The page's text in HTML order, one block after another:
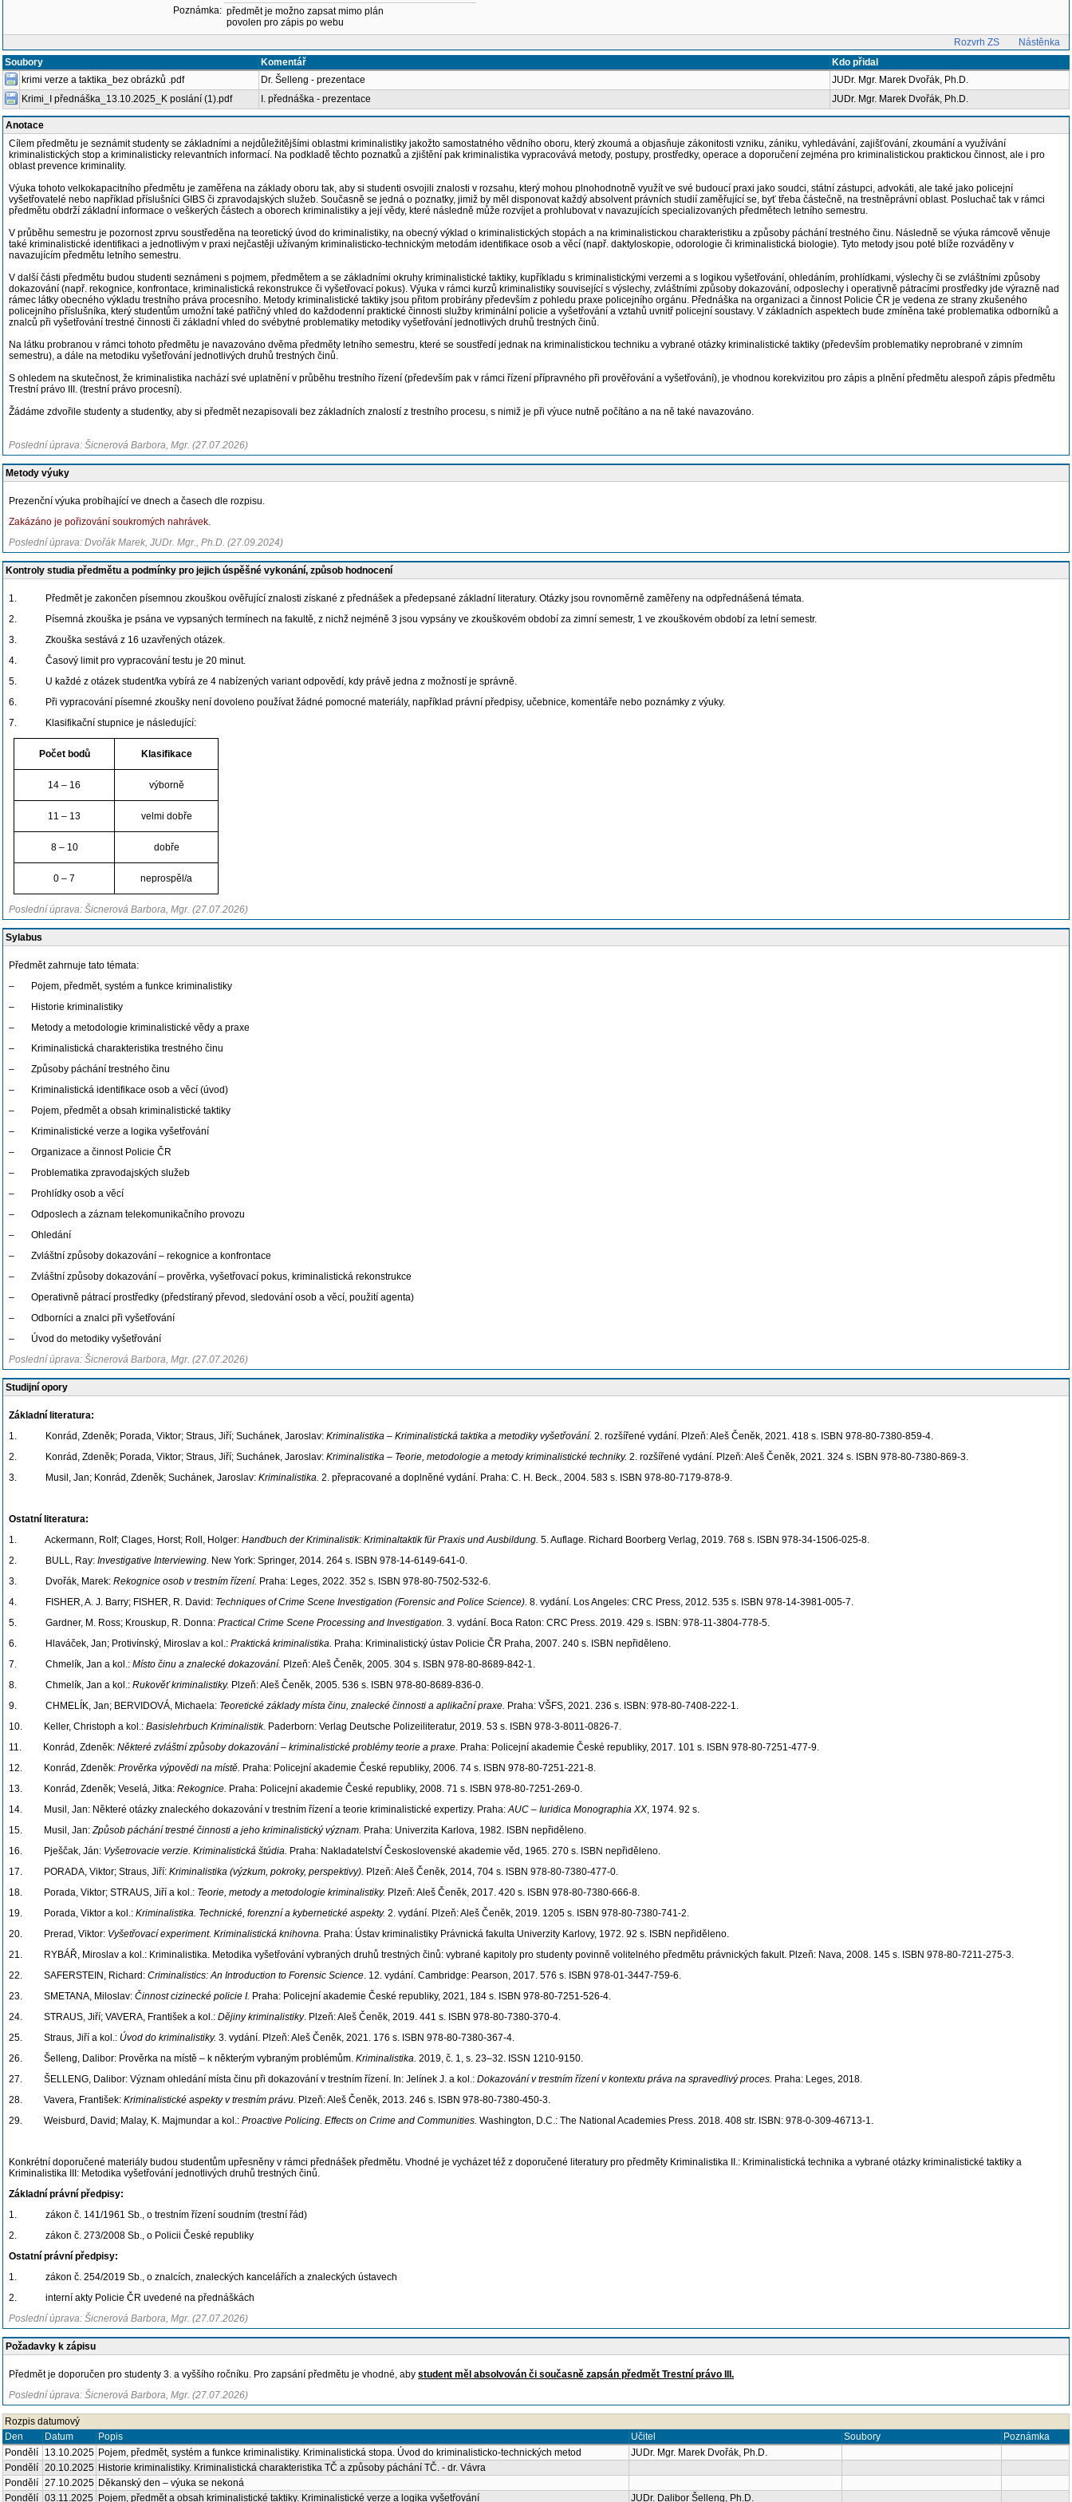
Poznámka: předmět je možno zapsat mimo plán
povolen pro zápis po webu
Rozvrh ZS
Nástěnka
Soubory
Komentář
Kdo přidal
krimi verze a taktika_bez obrázků .pdf
Dr. Šelleng - prezentace
JUDr. Mgr. Marek Dvořák, Ph.D.
Krimi_I přednáška_13.10.2025_K poslání (1).pdf
I. přednáška - prezentace JUDr. Mgr. Marek Dvořák, Ph.D.
Anotace
Cílem předmětu je seznámit studenty se základními a nejdůležitějšími oblastmi kriminalistiky jakožto samostatného vědního oboru, který zkoumá a objasňuje zákonitosti vzniku, zániku, vyhledávání, zajišťování, zkoumání a využívání
kriminalistických stop a kriminalisticky relevantních informací. Na podkladě těchto poznatků a zjištění pak kriminalistika vypracovává metody, postupy, prostředky, operace a doporučení zejména pro kriminalistickou praktickou činnost, ale i pro
oblast prevence kriminality.
Výuka tohoto velkokapacitního předmětu je zaměřena na základy oboru tak, aby si studenti osvojili znalosti v rozsahu, který mohou plnohodnotně využít ve své budoucí praxi jako soudci, státní zástupci, advokáti, ale také jako policejní
vyšetřovatelé nebo například příslušníci GIBS či zpravodajských služeb. Současně se jedná o poznatky, jimiž by měl disponovat každý absolvent právních studií zaměřující se, byť třeba částečně, na trestněprávní oblast. Posluchač tak v rámci
předmětu obdrží základní informace o veškerých částech a oborech kriminalistiky a její vědy, které následně může rozvíjet a prohlubovat v navazujících specializovaných předmětech letního semestru.
V průběhu semestru je pozornost zprvu soustředěna na teoretický úvod do kriminalistiky, na obecný výklad o kriminalistických stopách a na kriminalistickou charakteristiku a způsoby páchání trestného činu. Následně se výuka rámcově věnuje
také kriminalistické identifikaci a jednotlivým v praxi nejčastěji užívaným kriminalisticko-technickým metodám identifikace osob a věcí (např. daktyloskopie, odorologie či kriminalistická biologie). Tyto metody jsou poté blíže rozváděny v
navazujícím předmětu letního semestru.
V další části předmětu budou studenti seznámeni s pojmem, předmětem a se základními okruhy kriminalistické taktiky, kupříkladu s kriminalistickými verzemi a s logikou vyšetřování, ohledáním, prohlídkami, výslechy či se zvláštními způsoby
dokazování (např. rekognice, konfrontace, kriminalistická rekonstrukce či vyšetřovací pokus). Výuka v rámci kurzů kriminalistiky související s výslechy, zvláštními způsoby dokazování, odposlechy i operativně pátracími prostředky jde výrazně nad
rámec látky obecného výkladu trestního práva procesního. Metody kriminalistické taktiky jsou přitom probírány především z pohledu praxe policejního orgánu. Přednáška na organizaci a činnost Policie ČR je vedena ze strany zkušeného
policejního příslušníka, který studentům umožní také patřičný vhled do každodenní praktické činnosti služby kriminální policie a vyšetřování a vztahů uvnitř policejní soustavy. V základních aspektech bude zmíněna také problematika odborníků a
znalců při vyšetřování trestné činnosti či základní vhled do svébytné problematiky metodiky vyšetřování jednotlivých druhů trestných činů.
Na látku probranou v rámci tohoto předmětu je navazováno dvěma předměty letního semestru, které se soustředí jednak na kriminalistickou techniku a vybrané otázky kriminalistické taktiky (především problematiky neprobrané v zimním
semestru), a dále na metodiku vyšetřování jednotlivých druhů trestných činů.
S ohledem na skutečnost, že kriminalistika nachází své uplatnění v průběhu trestního řízení (především pak v rámci řízení přípravného při prověřování a vyšetřování), je vhodnou korekvizitou pro zápis a plnění předmětu alespoň zápis předmětu
Trestní právo III. (trestní právo procesní).
Žádáme zdvořile studenty a studentky, aby si předmět nezapisovali bez základních znalostí z trestního procesu, s nimiž je při výuce nutně počítáno a na ně také navazováno.
Poslední úprava: Šicnerová Barbora, Mgr. (27.07.2026)
Metody výuky
Prezenční výuka probíhající ve dnech a časech dle rozpisu.
Zakázáno je pořizování soukromých nahrávek.
Poslední úprava: Dvořák Marek, JUDr. Mgr., Ph.D. (27.09.2024)
Kontroly studia předmětu a podmínky pro jejich úspěšné vykonání, způsob hodnocení
1.
Předmět je zakončen písemnou zkouškou ověřující znalosti získané z přednášek a předepsané základní literatury. Otázky jsou rovnoměrně zaměřeny na odpřednášená témata.
2.
Písemná zkouška je psána ve vypsaných termínech na fakultě, z nichž nejméně 3 jsou vypsány ve zkouškovém období za zimní semestr, 1 ve zkouškovém období za letní semestr.
3.
Zkouška sestává z 16 uzavřených otázek.
4.
Časový limit pro vypracování testu je 20 minut.
5.
U každé z otázek student/ka vybírá ze 4 nabízených variant odpovědí, kdy právě jedna z možností je správně.
6.
Při vypracování písemné zkoušky není dovoleno používat žádné pomocné materiály, například právní předpisy, učebnice, komentáře nebo poznámky z výuky.
7.
Klasifikační stupnice je následující:
Počet bodů Klasifikace
14 – 16 výborně
11 – 13 velmi dobře
8 – 10 dobře
0 – 7 neprospěl/a
Poslední úprava: Šicnerová Barbora, Mgr. (27.07.2026)
Sylabus
Předmět zahrnuje tato témata:
–
Pojem, předmět, systém a funkce kriminalistiky
–
Historie kriminalistiky
–
Metody a metodologie kriminalistické vědy a praxe
–
Kriminalistická charakteristika trestného činu
–
Způsoby páchání trestného činu
–
Kriminalistická identifikace osob a věcí (úvod)
–
Pojem, předmět a obsah kriminalistické taktiky
–
Kriminalistické verze a logika vyšetřování
–
Organizace a činnost Policie ČR
–
Problematika zpravodajských služeb
–
Prohlídky osob a věcí
–
Odposlech a záznam telekomunikačního provozu
–
Ohledání
–
Zvláštní způsoby dokazování – rekognice a konfrontace
–
Zvláštní způsoby dokazování – prověrka, vyšetřovací pokus, kriminalistická rekonstrukce
–
Operativně pátrací prostředky (předstíraný převod, sledování osob a věcí, použití agenta)
–
Odborníci a znalci při vyšetřování
–
Úvod do metodiky vyšetřování
Poslední úprava: Šicnerová Barbora, Mgr. (27.07.2026)
Studijní opory
Základní literatura:
1. Konrád, Zdeněk; Porada, Viktor; Straus, Jiří; Suchánek, Jaroslav: Kriminalistika – Kriminalistická taktika a metodiky vyšetřování. 2. rozšířené vydání. Plzeň: Aleš Čeněk, 2021. 418 s. ISBN 978-80-7380-859-4.
2. Konrád, Zdeněk; Porada, Viktor; Straus, Jiří; Suchánek, Jaroslav: Kriminalistika – Teorie, metodologie a metody kriminalistické techniky. 2. rozšířené vydání. Plzeň: Aleš Čeněk, 2021. 324 s. ISBN 978-80-7380-869-3.
3. Musil, Jan; Konrád, Zdeněk; Suchánek, Jaroslav: Kriminalistika. 2. přepracované a doplněné vydání. Praha: C. H. Beck., 2004. 583 s. ISBN 978-80-7179-878-9.
Ostatní literatura:
1. Ackermann, Rolf; Clages, Horst; Roll, Holger: Handbuch der Kriminalistik: Kriminaltaktik für Praxis und Ausbildung. 5. Auflage. Richard Boorberg Verlag, 2019. 768 s. ISBN 978-34-1506-025-8.
2. BULL, Ray: Investigative Interviewing. New York: Springer, 2014. 264 s. ISBN 978-14-6149-641-0.
3. Dvořák, Marek: Rekognice osob v trestním řízení. Praha: Leges, 2022. 352 s. ISBN 978-80-7502-532-6.
4. FISHER, A. J. Barry; FISHER, R. David: Techniques of Crime Scene Investigation (Forensic and Police Science). 8. vydání. Los Angeles: CRC Press, 2012. 535 s. ISBN 978-14-3981-005-7.
5. Gardner, M. Ross; Krouskup, R. Donna: Practical Crime Scene Processing and Investigation. 3. vydání. Boca Raton: CRC Press. 2019. 429 s. ISBN: 978-11-3804-778-5.
6. Hlaváček, Jan; Protivínský, Miroslav a kol.: Praktická kriminalistika. Praha: Kriminalistický ústav Policie ČR Praha, 2007. 240 s. ISBN nepřiděleno.
7. Chmelík, Jan a kol.: Místo činu a znalecké dokazování. Plzeň: Aleš Čeněk, 2005. 304 s. ISBN 978-80-8689-842-1.
8. Chmelík, Jan a kol.: Rukověť kriminalistiky. Plzeň: Aleš Čeněk, 2005. 536 s. ISBN 978-80-8689-836-0.
9. CHMELÍK, Jan; BERVIDOVÁ, Michaela: Teoretické základy místa činu, znalecké činnosti a aplikační praxe. Praha: VŠFS, 2021. 236 s. ISBN: 978-80-7408-222-1.
10. Keller, Christoph a kol.: Basislehrbuch Kriminalistik. Paderborn: Verlag Deutsche Polizeiliteratur, 2019. 53 s. ISBN 978-3-8011-0826-7.
11. Konrád, Zdeněk: Některé zvláštní způsoby dokazování – kriminalistické problémy teorie a praxe. Praha: Policejní akademie České republiky, 2017. 101 s. ISBN 978-80-7251-477-9.
12. Konrád, Zdeněk: Prověrka výpovědi na místě. Praha: Policejní akademie České republiky, 2006. 74 s. ISBN 978-80-7251-221-8.
13. Konrád, Zdeněk; Veselá, Jitka: Rekognice. Praha: Policejní akademie České republiky, 2008. 71 s. ISBN 978-80-7251-269-0.
14. Musil, Jan: Některé otázky znaleckého dokazování v trestním řízení a teorie kriminalistické expertizy. Praha:AUC – Iuridica Monographia XX, 1974. 92 s.
15. Musil, Jan:Způsob páchání trestné činnosti a jeho kriminalistický význam. Praha: Univerzita Karlova, 1982. ISBN nepřiděleno.
16. Pješčak, Ján: Vyšetrovacie verzie. Kriminalistická štúdia. Praha: Nakladatelství Československé akademie věd, 1965. 270 s. ISBN nepřiděleno.
17. PORADA, Viktor; Straus, Jiří: Kriminalistika (výzkum, pokroky, perspektivy). Plzeň: Aleš Čeněk, 2014, 704 s. ISBN 978-80-7380-477-0.
18. Porada, Viktor; STRAUS, Jiří a kol.: Teorie, metody a metodologie kriminalistiky. Plzeň: Aleš Čeněk, 2017. 420 s. ISBN 978-80-7380-666-8.
19. Porada, Viktor a kol.: Kriminalistika. Technické, forenzní a kybernetické aspekty. 2. vydání. Plzeň: Aleš Čeněk, 2019. 1205 s. ISBN 978-80-7380-741-2.
20. Prerad, Viktor: Vyšetřovací experiment. Kriminalistická knihovna. Praha: Ústav kriminalistiky Právnická fakulta Univerzity Karlovy, 1972. 92 s. ISBN nepřiděleno.
21. RYBÁŘ, Miroslav a kol.: Kriminalistika. Metodika vyšetřování vybraných druhů trestných činů: vybrané kapitoly pro studenty povinně volitelného předmětu právnických fakult. Plzeň: Nava, 2008. 145 s. ISBN 978-80-7211-275-3.
22. SAFERSTEIN, Richard: Criminalistics: An Introduction to Forensic Science. 12. vydání. Cambridge: Pearson, 2017. 576 s. ISBN 978-01-3447-759-6.
23. SMETANA, Miloslav: Činnost cizinecké policie I. Praha: Policejní akademie České republiky, 2021, 184 s. ISBN 978-80-7251-526-4.
24. STRAUS, Jiří; VAVERA, František a kol.: Dějiny kriminalistiky. Plzeň: Aleš Čeněk, 2019. 441 s. ISBN 978-80-7380-370-4.
25. Straus, Jiří a kol.: Úvod do kriminalistiky. 3. vydání. Plzeň: Aleš Čeněk, 2021. 176 s. ISBN 978-80-7380-367-4.
26. Šelleng, Dalibor: Prověrka na místě – k některým vybraným problémům. Kriminalistika. 2019, č. 1, s. 23–32. ISSN 1210-9150.
27. ŠELLENG, Dalibor: Význam ohledání místa činu při dokazování v trestním řízení. In: Jelínek J. a kol.: Dokazování v trestním řízení v kontextu práva na spravedlivý proces. Praha: Leges, 2018.
28. Vavera, František: Kriminalistické aspekty v trestním právu. Plzeň: Aleš Čeněk, 2013. 246 s. ISBN 978-80-7380-450-3.
29. Weisburd, David; Malay, K. Majmundar a kol.: Proactive Policing. Effects on Crime and Communities. Washington, D.C.: The National Academies Press. 2018. 408 str. ISBN: 978-0-309-46713-1.
Konkrétní doporučené materiály budou studentům upřesněny v rámci přednášek předmětu. Vhodné je vycházet též z doporučené literatury pro předměty Kriminalistika II.: Kriminalistická technika a vybrané otázky kriminalistické taktiky a
Kriminalistika III: Metodika vyšetřování jednotlivých druhů trestných činů.
Základní právní předpisy:
1. zákon č. 141/1961 Sb., o trestním řízení soudním (trestní řád)
2. zákon č. 273/2008 Sb., o Policii České republiky
Ostatní právní předpisy:
1. zákon č. 254/2019 Sb., o znalcích, znaleckých kancelářích a znaleckých ústavech
2. interní akty Policie ČR uvedené na přednáškách
Poslední úprava: Šicnerová Barbora, Mgr. (27.07.2026)
Požadavky k zápisu
Předmět je doporučen pro studenty 3. a vyššího ročníku. Pro zapsání předmětu je vhodné, aby student měl absolvován či současně zapsán předmět Trestní právo III.
Poslední úprava: Šicnerová Barbora, Mgr. (27.07.2026)
Rozpis datumový
Den
Datum Popis Učitel Soubory
Poznámka
Pondělí
13.10.2025 Pojem, předmět, systém a funkce kriminalistiky. Kriminalistická stopa. Úvod do kriminalisticko-technických metod
JUDr. Mgr. Marek Dvořák, Ph.D.
Pondělí 20.10.2025 Historie kriminalistiky. Kriminalistická charakteristika TČ a způsoby páchání TČ. - dr. Vávra
Pondělí 27.10.2025 Děkanský den – výuka se nekoná
Pondělí 03.11.2025 Pojem, předmět a obsah kriminalistické taktiky. Kriminalistické verze a logika vyšetřování JUDr. Dalibor Šelleng, Ph.D.